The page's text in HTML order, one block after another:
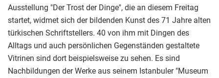
Ausstellung "Der Trost der Dinge", die an diesem Freitag
startet, widmet sich der bildenden Kunst des 71 Jahre alten
türkischen Schriftstellers. 40 von ihm mit Dingen des
Alltags und auch persönlichen Gegenständen gestaltete
Vitrinen sind dort beispielsweise zu sehen. Es sind
Nachbildungen der Werke aus seinem Istanbuler "Museum